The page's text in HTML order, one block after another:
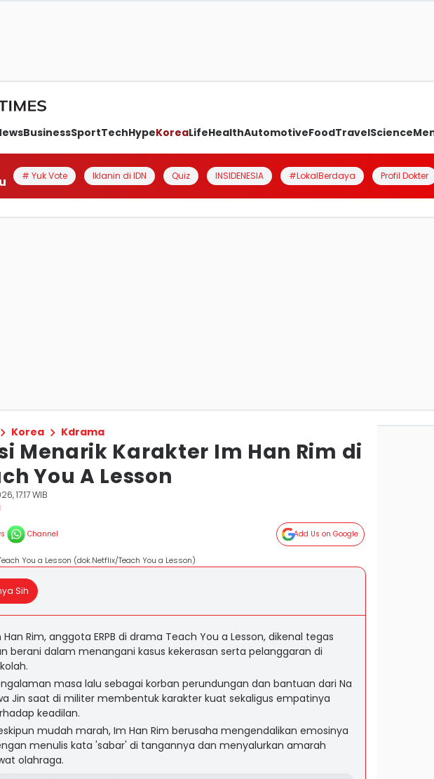
BusinessSportTechHypeKoreaLifeHealthAutomotiveFoodTravelScience
# Yuk Vote Iklanin di IDN Quiz INSIDENESIA #LokalBerdaya Profil Dokter
Korea Kdrama
Menarik Karakter Im Han Rim di
You A Lesson
17:17 WIB
Channel Add Us on Google
You a Lesson (dok.Netflix/Teach You a Lesson)
Sih
Han Rim, anggota ERPB di drama Teach You a Lesson, dikenal tegas
berani dalam menangani kasus kekerasan serta pelanggaran di
masa lalu sebagai korban perundungan dan bantuan dari Na
Jin saat di militer membentuk karakter kuat sekaligus empatinya
keadilan.
mudah marah, Im Han Rim berusaha mengendalikan emosinya
menulis kata 'sabar' di tangannya dan menyalurkan amarah
olahraga.